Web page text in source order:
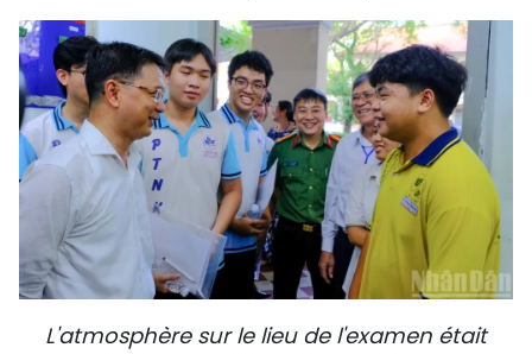
L'atmosphère sur le lieu de l'examen était